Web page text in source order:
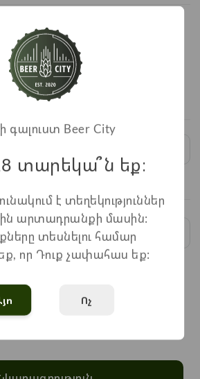
Ընդեղեն
Ավելացնել
գալուստ Beer City
տարեկա՞ն եք։
է տեղեկություններ
արտադրանքի մասին:
տեսնելու համար
որ Դուք չափահաս եք:
Ոչ